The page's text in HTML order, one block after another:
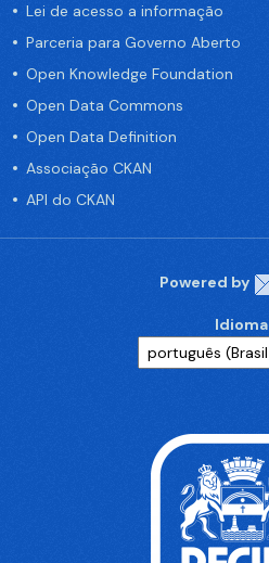
Lei de acesso a informação
Parceria para Governo Aberto
Open Knowledge Foundation
Open Data Commons
Open Data Definition
Associação CKAN
API do CKAN
Powered by
Idioma